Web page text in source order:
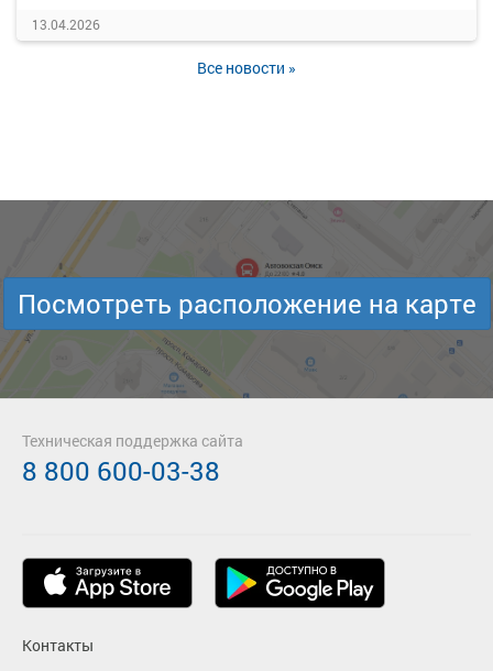
13.04.2026
Все новости »
Посмотреть расположение на карте
Контакты
Техническая поддержка сайта
8 800 600-03-38